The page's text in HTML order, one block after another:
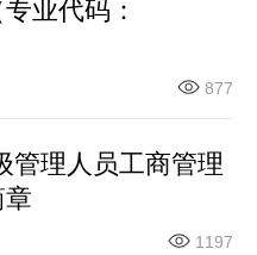
业代码：
877
管理人员工商管理
1197